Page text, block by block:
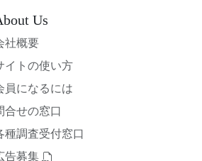
Us
社概要
イトの使い方
員になるには
合せの窓口
種調査受付窓口
告募集